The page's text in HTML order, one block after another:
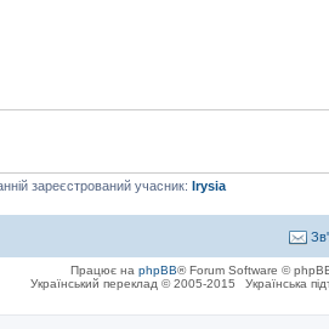
зареєстрований учасник: Irysia
Працює на phpBB® Forum Software ©
Український переклад © 2005-2015
Українська